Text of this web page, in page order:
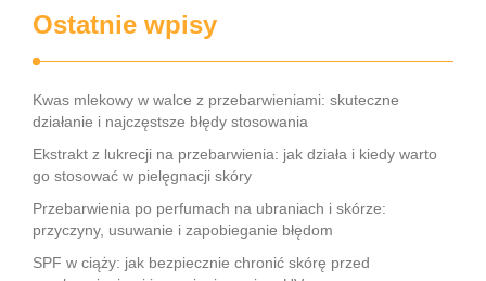
Ostatnie wpisy
Kwas mlekowy w walce z przebarwieniami: skuteczne
działanie i najczęstsze błędy stosowania
Ekstrakt z lukrecji na przebarwienia: jak działa i kiedy warto
go stosować w pielęgnacji skóry
Przebarwienia po perfumach na ubraniach i skórze:
przyczyny, usuwanie i zapobieganie błędom
SPF w ciąży: jak bezpiecznie chronić skórę przed